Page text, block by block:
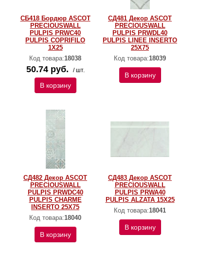
СБ418 Бордюр ASCOT
PRECIOUSWALL
PULPIS PRWC40
PULPIS COPRIFILO
1X25
Код товара:18038
50.74 руб. / шт.
В корзину
СД481 Декор ASCOT
PRECIOUSWALL
PULPIS PRWDL40
PULPIS LINEE INSERTO
25X75
Код товара:18039
В корзину
СД482 Декор ASCOT
PRECIOUSWALL
PULPIS PRWDC40
PULPIS CHARME
INSERTO 25X75
Код товара:18040
В корзину
СД483 Декор ASCOT
PRECIOUSWALL
PULPIS PRWA40
PULPIS ALZATA 15X25
Код товара:18041
В корзину